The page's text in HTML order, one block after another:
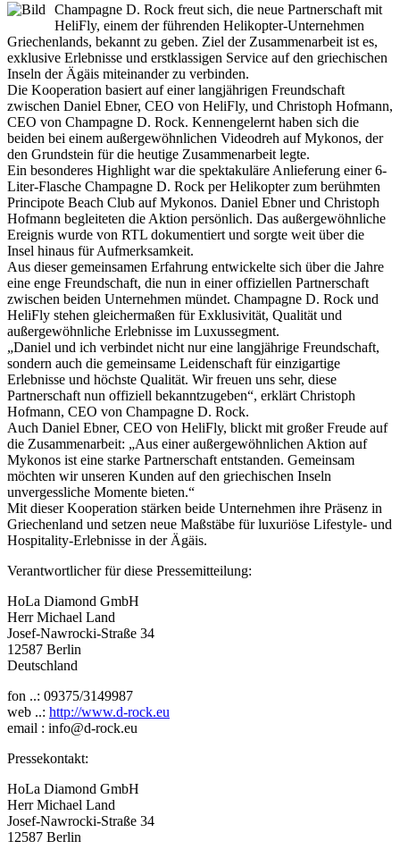
Champagne D. Rock freut sich, die neue Partnerschaft mit
HeliFly, einem der führenden Helikopter-Unternehmen
Griechenlands, bekannt zu geben. Ziel der Zusammenarbeit ist es,
exklusive Erlebnisse und erstklassigen Service auf den griechischen
Inseln der Ägäis miteinander zu verbinden.
Die Kooperation basiert auf einer langjährigen Freundschaft
zwischen Daniel Ebner, CEO von HeliFly, und Christoph Hofmann,
CEO von Champagne D. Rock. Kennengelernt haben sich die
beiden bei einem außergewöhnlichen Videodreh auf Mykonos, der
den Grundstein für die heutige Zusammenarbeit legte.
Ein besonderes Highlight war die spektakuläre Anlieferung einer 6-
Liter-Flasche Champagne D. Rock per Helikopter zum berühmten
Principote Beach Club auf Mykonos. Daniel Ebner und Christoph
Hofmann begleiteten die Aktion persönlich. Das außergewöhnliche
Ereignis wurde von RTL dokumentiert und sorgte weit über die
Insel hinaus für Aufmerksamkeit.
Aus dieser gemeinsamen Erfahrung entwickelte sich über die Jahre
eine enge Freundschaft, die nun in einer offiziellen Partnerschaft
zwischen beiden Unternehmen mündet. Champagne D. Rock und
HeliFly stehen gleichermaßen für Exklusivität, Qualität und
außergewöhnliche Erlebnisse im Luxussegment.
„Daniel und ich verbindet nicht nur eine langjährige Freundschaft,
sondern auch die gemeinsame Leidenschaft für einzigartige
Erlebnisse und höchste Qualität. Wir freuen uns sehr, diese
Partnerschaft nun offiziell bekanntzugeben“, erklärt Christoph
Hofmann, CEO von Champagne D. Rock.
Auch Daniel Ebner, CEO von HeliFly, blickt mit großer Freude auf
die Zusammenarbeit: „Aus einer außergewöhnlichen Aktion auf
Mykonos ist eine starke Partnerschaft entstanden. Gemeinsam
möchten wir unseren Kunden auf den griechischen Inseln
unvergessliche Momente bieten.“
Mit dieser Kooperation stärken beide Unternehmen ihre Präsenz in
Griechenland und setzen neue Maßstäbe für luxuriöse Lifestyle- und
Hospitality-Erlebnisse in der Ägäis.
Verantwortlicher für diese Pressemitteilung:
HoLa Diamond GmbH
Herr Michael Land
Josef-Nawrocki-Straße 34
12587 Berlin
Deutschland
fon ..: 09375/3149987
web ..: http://www.d-rock.eu
email : info@d-rock.eu
Pressekontakt:
HoLa Diamond GmbH
Herr Michael Land
Josef-Nawrocki-Straße 34
12587 Berlin